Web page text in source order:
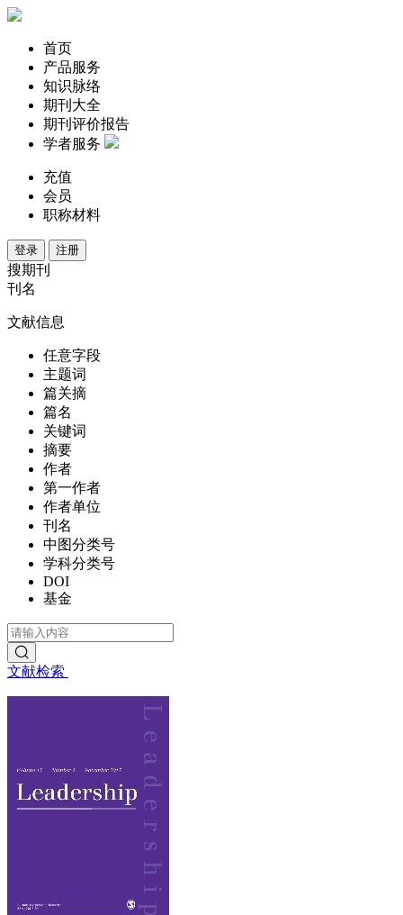
首页
产品服务
知识脉络
期刊大全
期刊评价报告
学者服务
充值
会员
职称材料
登录 注册
搜期刊
刊名
文献信息
任意字段
主题词
篇关摘
篇名
关键词
摘要
作者
第一作者
作者单位
刊名
中图分类号
学科分类号
DOI
基金
文献检索